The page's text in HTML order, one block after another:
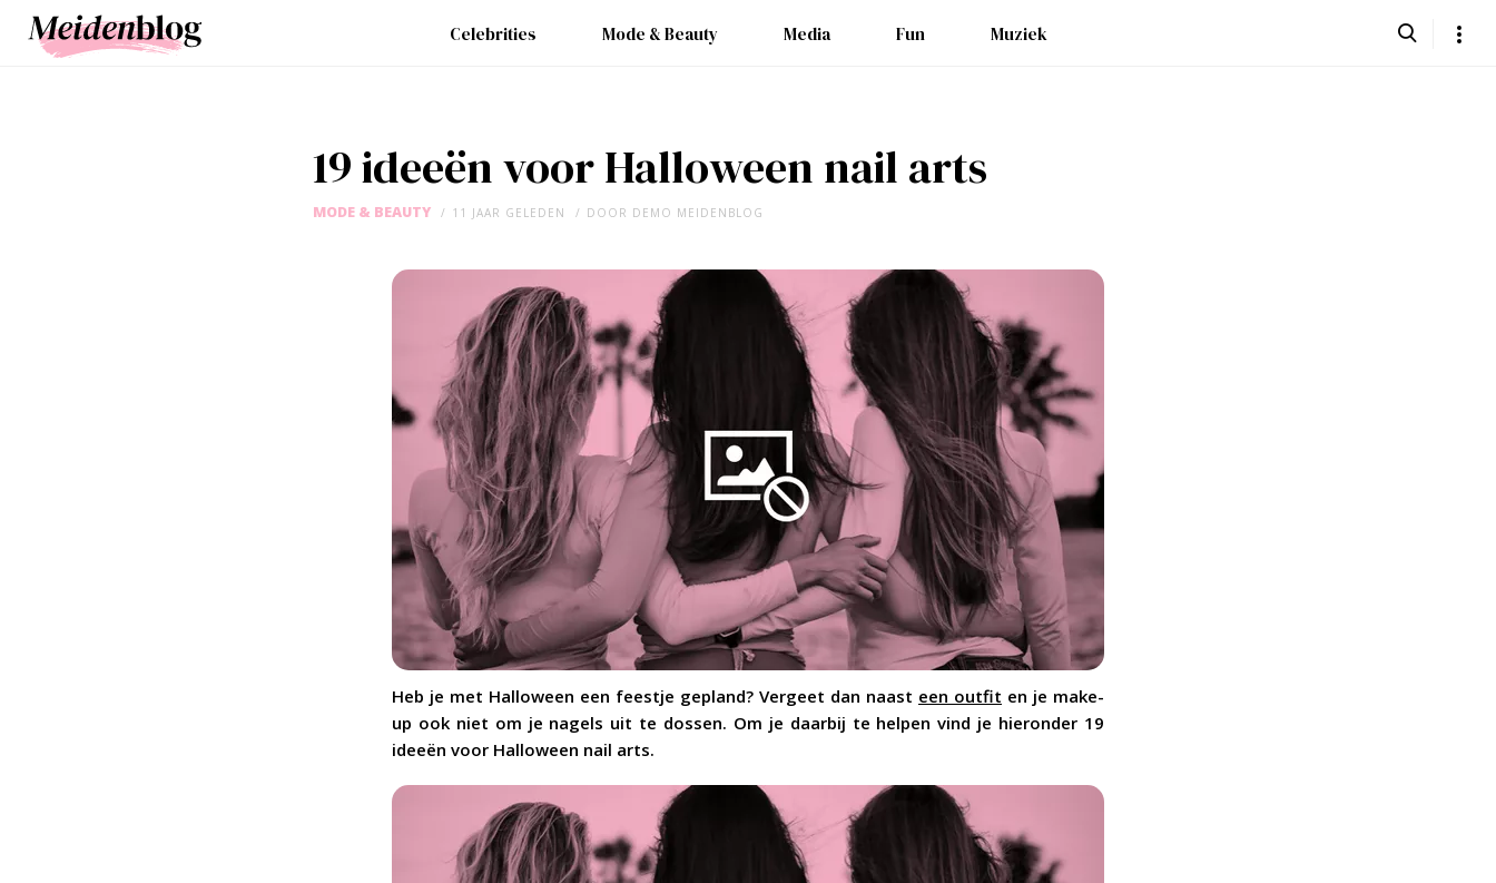
Celebrities Mode & Beauty Media Fun Muziek
19 ideeën voor Halloween nail arts
MODE & BEAUTY 11 JAAR GELEDEN DOOR DEMO MEIDENBLOG
Heb je met Halloween een feestje gepland? Vergeet dan naast een outfit en je make-
up ook niet om je nagels uit te dossen. Om je daarbij te helpen vind je hieronder 19
ideeën voor Halloween nail arts.